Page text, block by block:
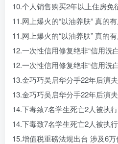
10.个人销售购买2年以上住房免
11.网上爆火的“以油养肤” 真的
11.网上爆火的“以油养肤” 真的
12.一次性信用修复绝非“信用洗
12.一次性信用修复绝非“信用洗
13.金巧巧吴启华分手22年后演
13.金巧巧吴启华分手22年后演
14.下毒致7名学生死亡2人被执
14.下毒致7名学生死亡2人被执
15.增值税重磅法规出台 涉及6